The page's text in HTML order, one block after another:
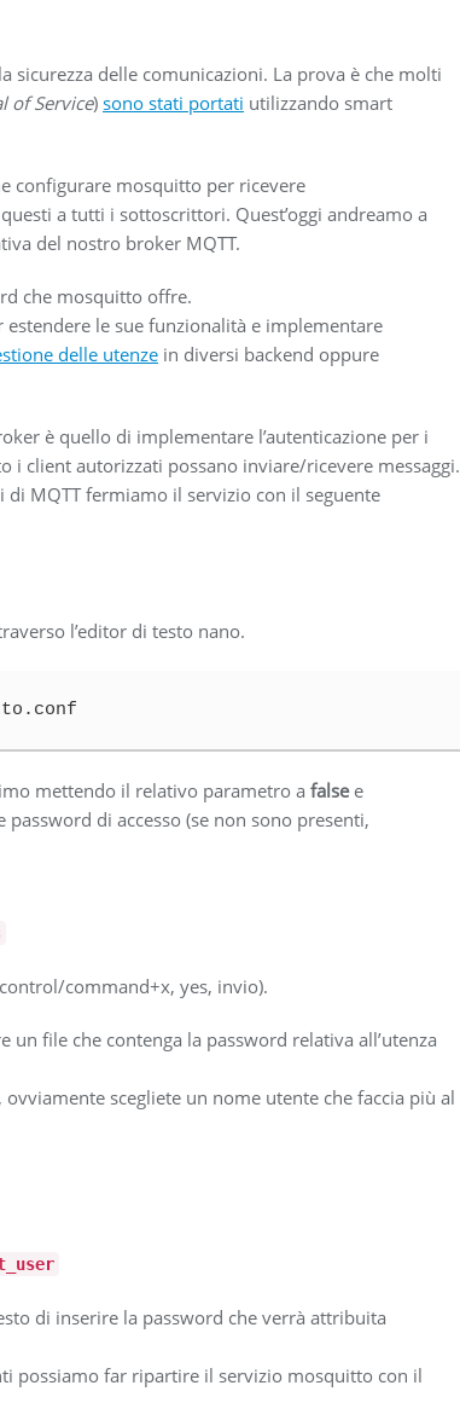
sicurezza delle comunicazioni. La prova è che molti
of Service) sono stati portati utilizzando smart
configurare mosquitto per ricevere
a tutti i sottoscrittori. Quest’oggi andreamo a
del nostro broker MQTT.
che mosquitto offre.
le sue funzionalità e implementare
delle utenze in diversi backend oppure
è quello di implementare l’autenticazione per i
i client autorizzati possano inviare/ricevere messaggi.
MQTT fermiamo il servizio con il seguente
l’editor di testo nano.
mettendo il relativo parametro a falsee
di accesso (se non sono presenti,
command+x, yes, invio).
file che contenga la password relativa all’utenza
ovviamente scegliete un nome utente che faccia più al
di inserire la password che verrà attribuita
possiamo far ripartire il servizio mosquitto con il